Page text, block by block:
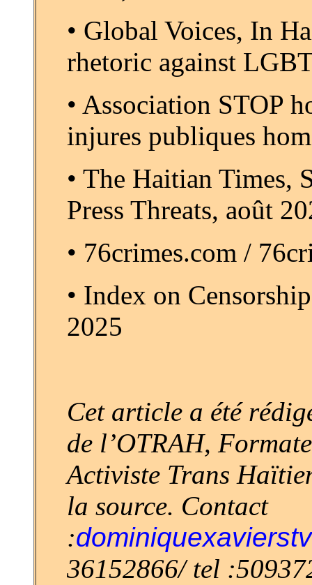
• Global Voices, In
rhetoric against
• Association STOP
injures publiques
• The Haitian
Press Threats, août
• 76crimes.com /
• Index on
2025
Cet article a été
de l’OTRAH,
Activiste Trans
la source. Contact
:
36152866/ tel